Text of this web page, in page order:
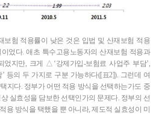
보험 적용률이 낮은 것은 입법 및 산재보험 적용
었다. 애초 특수고용노동자의 산재보험 적용과
었지만, 크게 △‘강제가입-보험료 사업주 부담’,
등의 두 가지로 구분 가능하다([표2]). 그런데 여
지다. 정부가 어떤 적용 방식을 선택하는가도 중
실효성을 담보한 선택인가의 문제다. 정부의 선
용 방식을 택했을 뿐 아니라, 제도적 실효성이 미